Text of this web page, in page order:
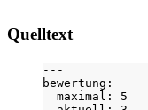
Quelltext
---
bewertung:
  maximal: 5